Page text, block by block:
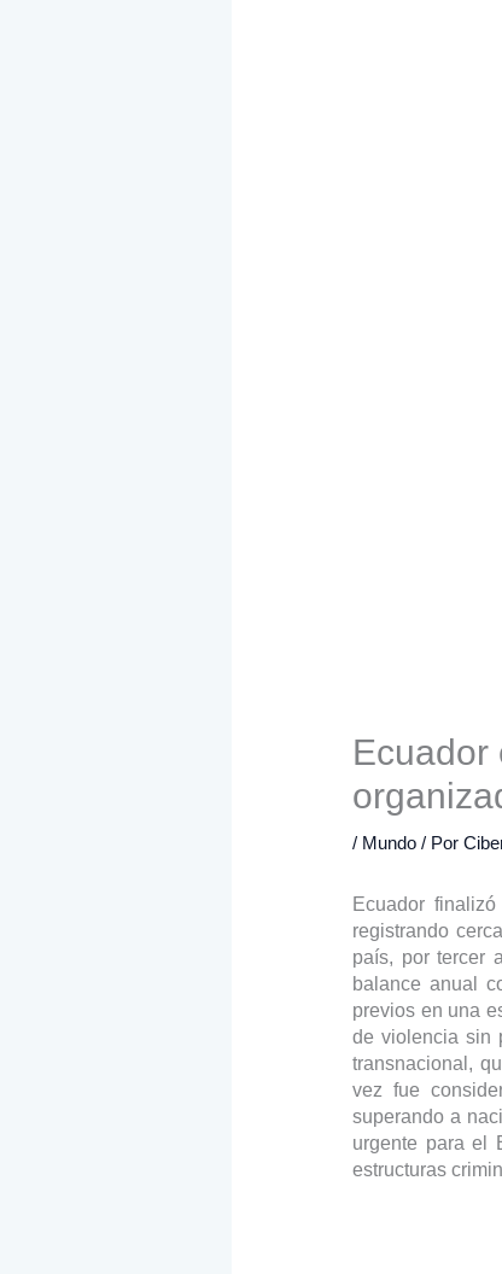
Ecuador
/ Mundo / Por
Ecuador
registrando
país, por tercer
balance anual
previos en una
de violencia sin
transnacional,
vez fue
superando a
urgente para el
estructuras